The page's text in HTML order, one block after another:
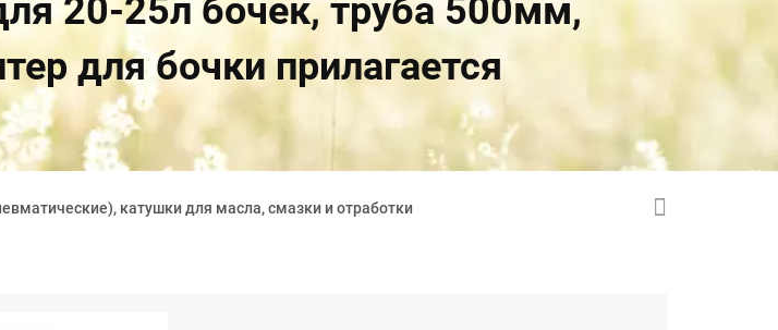
20-25л бочек, труба 500мм,
для бочки прилагается
катушки для масла, смазки и отработки